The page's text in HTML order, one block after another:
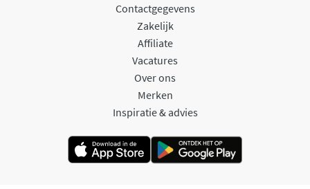
Contactgegevens
Zakelijk
Affiliate
Vacatures
Over ons
Merken
Inspiratie & advies